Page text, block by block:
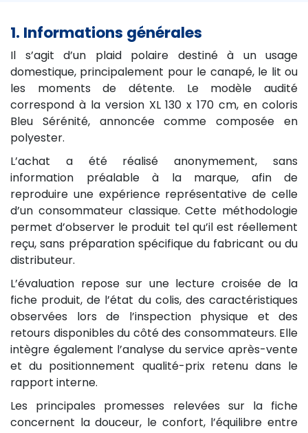
1. Informations générales
Il s’agit d’un plaid polaire destiné à un usage
domestique, principalement pour le canapé, le lit ou
les moments de détente. Le modèle audité
correspond à la version XL 130 x 170 cm, en coloris
Bleu Sérénité, annoncée comme composée en
polyester.
L’achat a été réalisé anonymement, sans
information préalable à la marque, afin de
reproduire une expérience représentative de celle
d’un consommateur classique. Cette méthodologie
permet d’observer le produit tel qu’il est réellement
reçu, sans préparation spécifique du fabricant ou du
distributeur.
L’évaluation repose sur une lecture croisée de la
fiche produit, de l’état du colis, des caractéristiques
observées lors de l’inspection physique et des
retours disponibles du côté des consommateurs. Elle
intègre également l’analyse du service après-vente
et du positionnement qualité-prix retenu dans le
rapport interne.
Les principales promesses relevées sur la fiche
concernent la douceur, le confort, l’équilibre entre